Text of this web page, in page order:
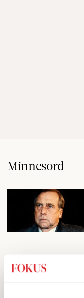
Minnesord